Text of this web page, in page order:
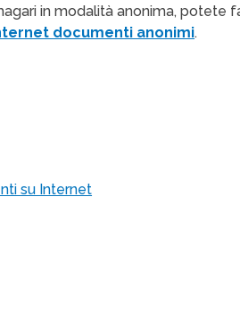
in modalità anonima, potete
documenti anonimi.
su Internet